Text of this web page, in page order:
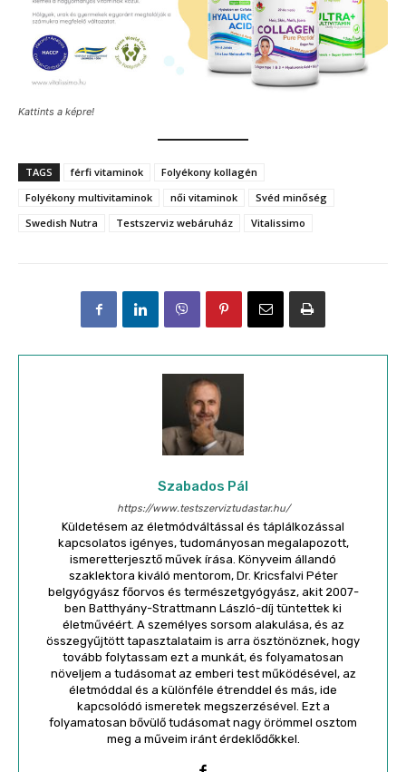
Kattints a képre!
TAGS férfi vitaminok
Folyékony kollagén
Folyékony multivitaminok
női vitaminok
Svéd minőség
Swedish Nutra
Testszerviz webáruház Vitalissimo
Szabados Pál
https://www.testszerviztudastar.hu/
Küldetésem az életmódváltással és táplálkozással
kapcsolatos igényes, tudományosan megalapozott,
ismeretterjesztő művek írása. Könyveim állandó
szaklektora kiváló mentorom, Dr. Kricsfalvi Péter
belgyógyász főorvos és természetgyógyász, akit 2007-
ben Batthyány-Strattmann László-díj tüntettek ki
életművéért. A személyes sorsom alakulása, és az
összegyűjtött tapasztalataim is arra ösztönöznek, hogy
tovább folytassam ezt a munkát, és folyamatosan
növeljem a tudásomat az emberi test működésével, az
életmóddal és a különféle étrenddel és más, ide
kapcsolódó ismeretek megszerzésével. Ezt a
folyamatosan bővülő tudásomat nagy örömmel osztom
meg a műveim iránt érdeklődőkkel.